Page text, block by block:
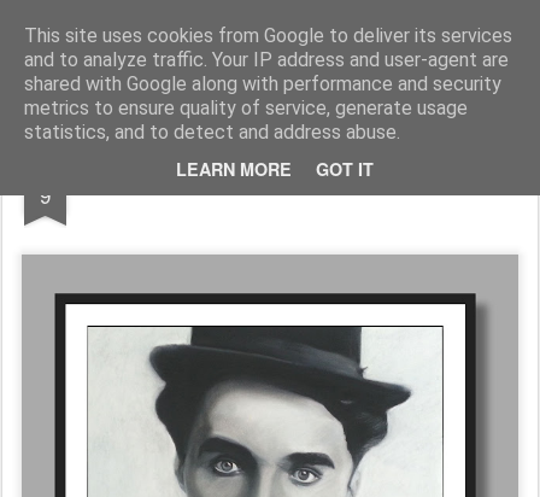
This site uses cookies from Google to deliver its services
and to analyze traffic. Your IP address and user-agent are
shared with Google along with performance and security
metrics to ensure quality of service, generate usage
statistics, and to detect and address abuse.
LEARN MORE GOT IT
Galerie GigueLeroux
Pages
9